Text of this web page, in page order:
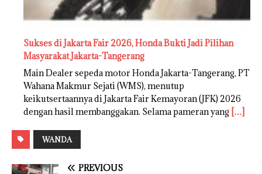
Sukses di Jakarta Fair 2026, Honda Bukti Jadi Pilihan
Masyarakat Jakarta-Tangerang
Main Dealer sepeda motor Honda Jakarta-Tangerang, PT
Wahana Makmur Sejati (WMS), menutup
keikutsertaannya di Jakarta Fair Kemayoran (JFK) 2026
dengan hasil membanggakan. Selama pameran yang […]
WANDA
PREVIOUS